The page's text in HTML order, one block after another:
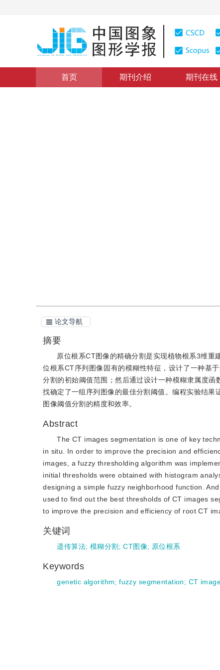
首页 期刊介绍 期刊在线
论文导航
摘要
原位根系CT图像的精确分割是实现植物根系3维
位根系CT序列图像固有的模糊性特征，设计了一种基
分割的初始阈值范围；然后通过设计一种模糊隶属度
找确定了一组序列图像的最佳分割阈值。编程实验结
图像阈值分割的精度和效率。
Abstract
The CT images segmentation is one of key
in situ. In order to improve the precision and
images, a fuzzy thresholding algorithm was
initial thresholds were obtained with histogram
designing a simple fuzzy neighborhood function.
used to find out the best thresholds of CT images
to improve the precision and efficiency of root CT
关键词
遗传算法; 模糊分割 ;CT图像; 原位根系
Keywords
genetic algorithm;fuzzy segmentation; CT